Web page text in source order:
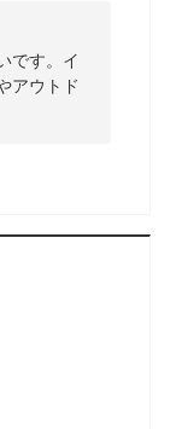
です。イ
アウトド